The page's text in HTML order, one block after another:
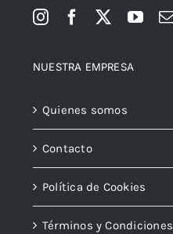
NUESTRA EMPRESA
Quienes somos
Contacto
Política de Cookies
Términos y Condiciones